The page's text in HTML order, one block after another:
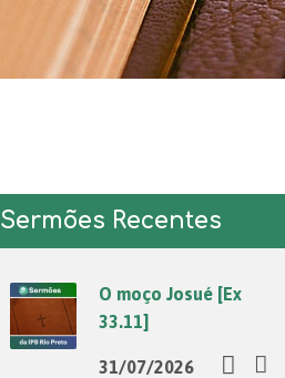
Sermões Recentes
O moço Josué [Ex
33.11]
31/07/2026